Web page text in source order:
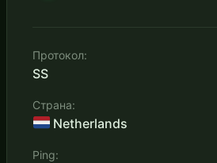
Протокол:
SS
Страна:
Netherlands
Ping: